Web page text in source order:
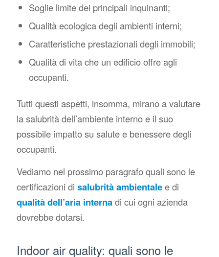
Soglie limite dei principali inquinanti;
Qualità ecologica degli ambienti interni;
Caratteristiche prestazionali degli immobili;
Qualità di vita che un edificio offre agli
occupanti.
Tutti questi aspetti, insomma, mirano a valutare
la salubrità dell’ambiente interno e il suo
possibile impatto su salute e benessere degli
occupanti.
Vediamo nel prossimo paragrafo quali sono le
certificazioni di salubrità ambientalee di
qualità dell’aria internadi cui ogni azienda
dovrebbe dotarsi.
Indoor air quality: quali sono le